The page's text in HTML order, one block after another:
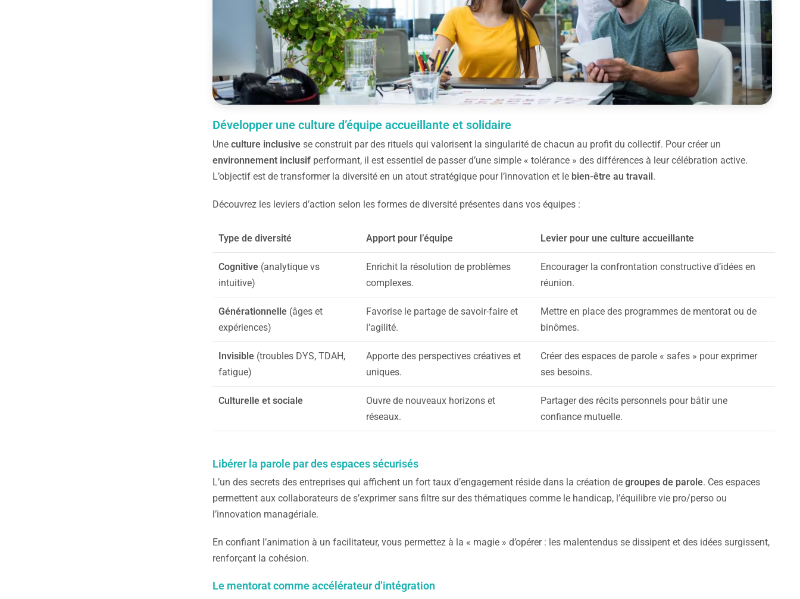
Développer une culture d’équipe accueillante et solidaire
Une culture inclusive se construit par des rituels qui valorisent la singularité de chacun au profit du collectif. Pour créer un
environnement inclusif performant, il est essentiel de passer d’une simple « tolérance » des différences à leur célébration active.
L’objectif est de transformer la diversité en un atout stratégique pour l’innovation et le bien-être au travail.
Découvrez les leviers d’action selon les formes de diversité présentes dans vos équipes :
Type de diversité Apport pour l’équipe Levier pour une culture accueillante
Cognitive (analytique vs
intuitive)
Enrichit la résolution de problèmes
complexes.
Encourager la confrontation constructive d’idées en
réunion.
Générationnelle (âges et
expériences)
Favorise le partage de savoir-faire et
l’agilité.
Mettre en place des programmes de mentorat ou de
binômes.
Invisible (troubles DYS, TDAH,
fatigue)
Apporte des perspectives créatives et
uniques.
Créer des espaces de parole « safes » pour exprimer
ses besoins.
Culturelle et sociale
Ouvre de nouveaux horizons et
réseaux.
Partager des récits personnels pour bâtir une
confiance mutuelle.
Libérer la parole par des espaces sécurisés
L’un des secrets des entreprises qui affichent un fort taux d’engagement réside dans la création de groupes de parole. Ces espaces
permettent aux collaborateurs de s’exprimer sans filtre sur des thématiques comme le handicap, l’équilibre vie pro/perso ou
l’innovation managériale.
En confiant l’animation à un facilitateur, vous permettez à la « magie » d’opérer : les malentendus se dissipent et des idées surgissent,
renforçant la cohésion.
Le mentorat comme accélérateur d’intégration